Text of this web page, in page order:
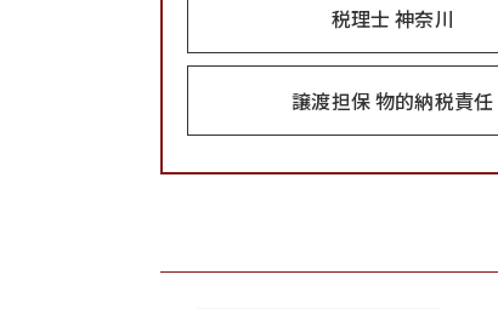
税理士 神奈川
譲渡担保 物的納税責任